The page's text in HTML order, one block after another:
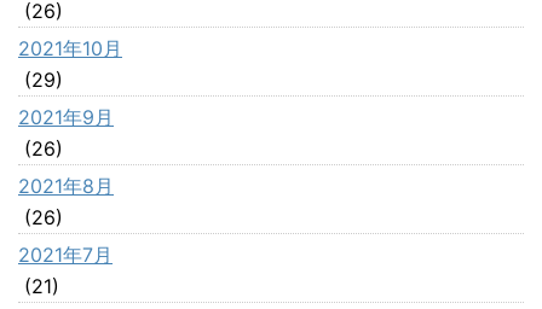
(26)
2021年10月
(29)
2021年9月
(26)
2021年8月
(26)
2021年7月
(21)